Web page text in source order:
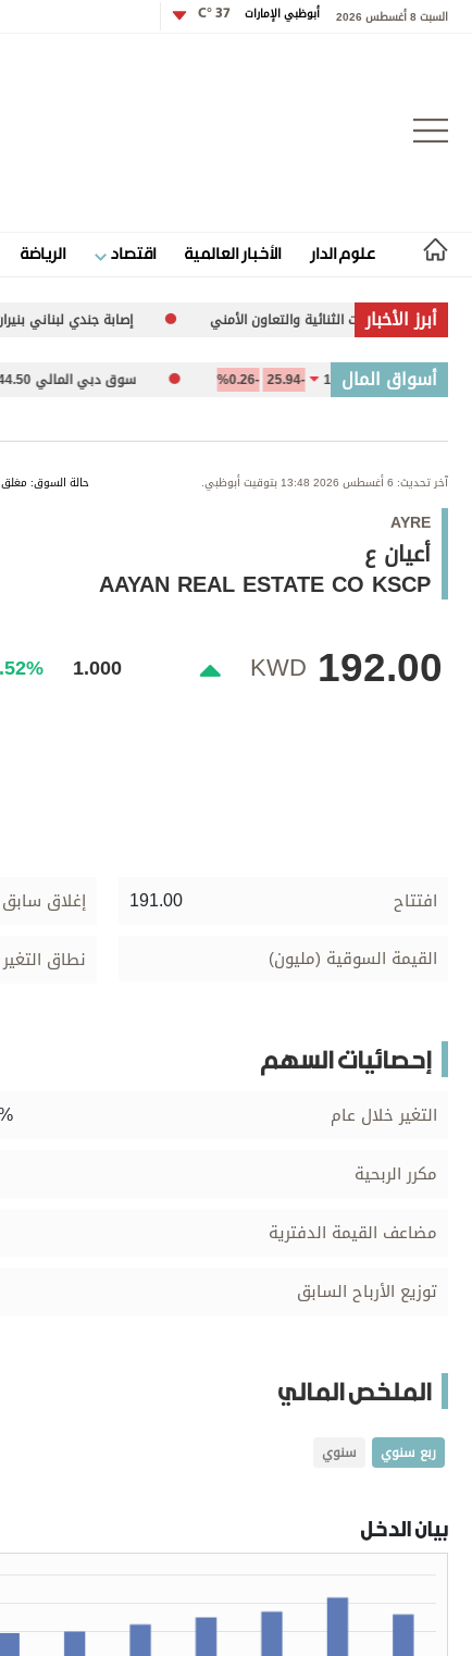
السبت 8 أغسطس 2026 أبوظبي الإمارات 37 °C
علوم الدار الأخبار العالمية اقتصاد الرياضة
علوم الدار
الأخبار العالمية
اقتصاد
الرياضة
وجهات نظر
الترفيه
التعليم والمعرفة
قصة صورة
مواقيت الصلاة
أبرز الأخبار
الثنائية والتعاون الأمني إصابة جندي لبناني بنيران الجيش
أسواق المال10,094.67
-0.26% سوق دبي المالي 5,944.50
آخر تحديث: 6 أغسطس 2026 13:48 بتوقيت أبوظبي. حالة السوق:
AYRE
أعيان ع
AAYAN REAL ESTATE CO KSCP
192.00
KWD
1.000
افتتاح 191.00 إغلاق سابق
القيمة السوقية (مليون) نطاق
إحصائيات السهم
التغير خلال عام
مكرر الربحية
مضاعف القيمة الدفترية
توزيع الأرباح السابق
الملخص المالي
ربع سنوي سنوي
بيان الدخل